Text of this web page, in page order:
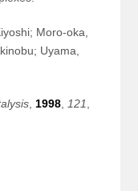
Moro-oka,
Uyama,
1998 121